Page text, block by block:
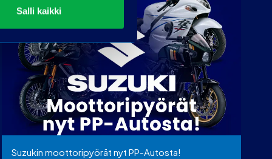
Salli kaikki
Suzukin moottoripyörät nyt PP-Autosta!